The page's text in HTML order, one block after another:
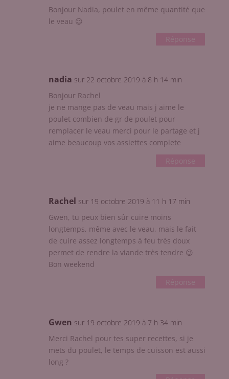
Bonjour Nadia, poulet en même quantité que
le veau 😉
Réponse
nadia sur 22 octobre 2019 à 8 h 14 min
Bonjour Rachel
je ne mange pas de veau mais j aime le
poulet combien de gr de poulet pour
remplacer le veau merci pour le partage et j
aime beaucoup vos assiettes complete
Réponse
Rachel sur 19 octobre 2019 à 11 h 17 min
Gwen, tu peux bien sûr cuire moins
longtemps, même avec le veau, mais le fait
de cuire assez longtemps à feu très doux
permet de rendre la viande très tendre 😉
Bon weekend
Réponse
Gwen sur 19 octobre 2019 à 7 h 34 min
Merci Rachel pour tes super recettes, si je
mets du poulet, le temps de cuisson est aussi
long ?